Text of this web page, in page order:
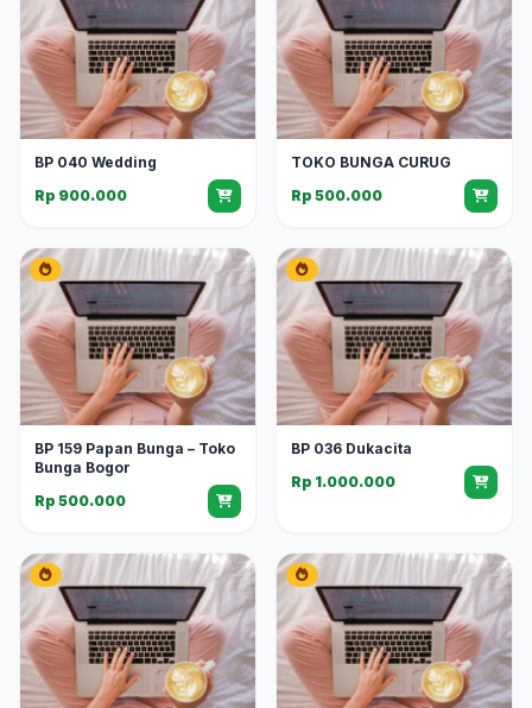
BP 040 Wedding
Rp 900.000
TOKO BUNGA CURUG
Rp 500.000
BP 159 Papan Bunga – Toko
Bunga Bogor
Rp 500.000
BP 036 Dukacita
Rp 1.000.000